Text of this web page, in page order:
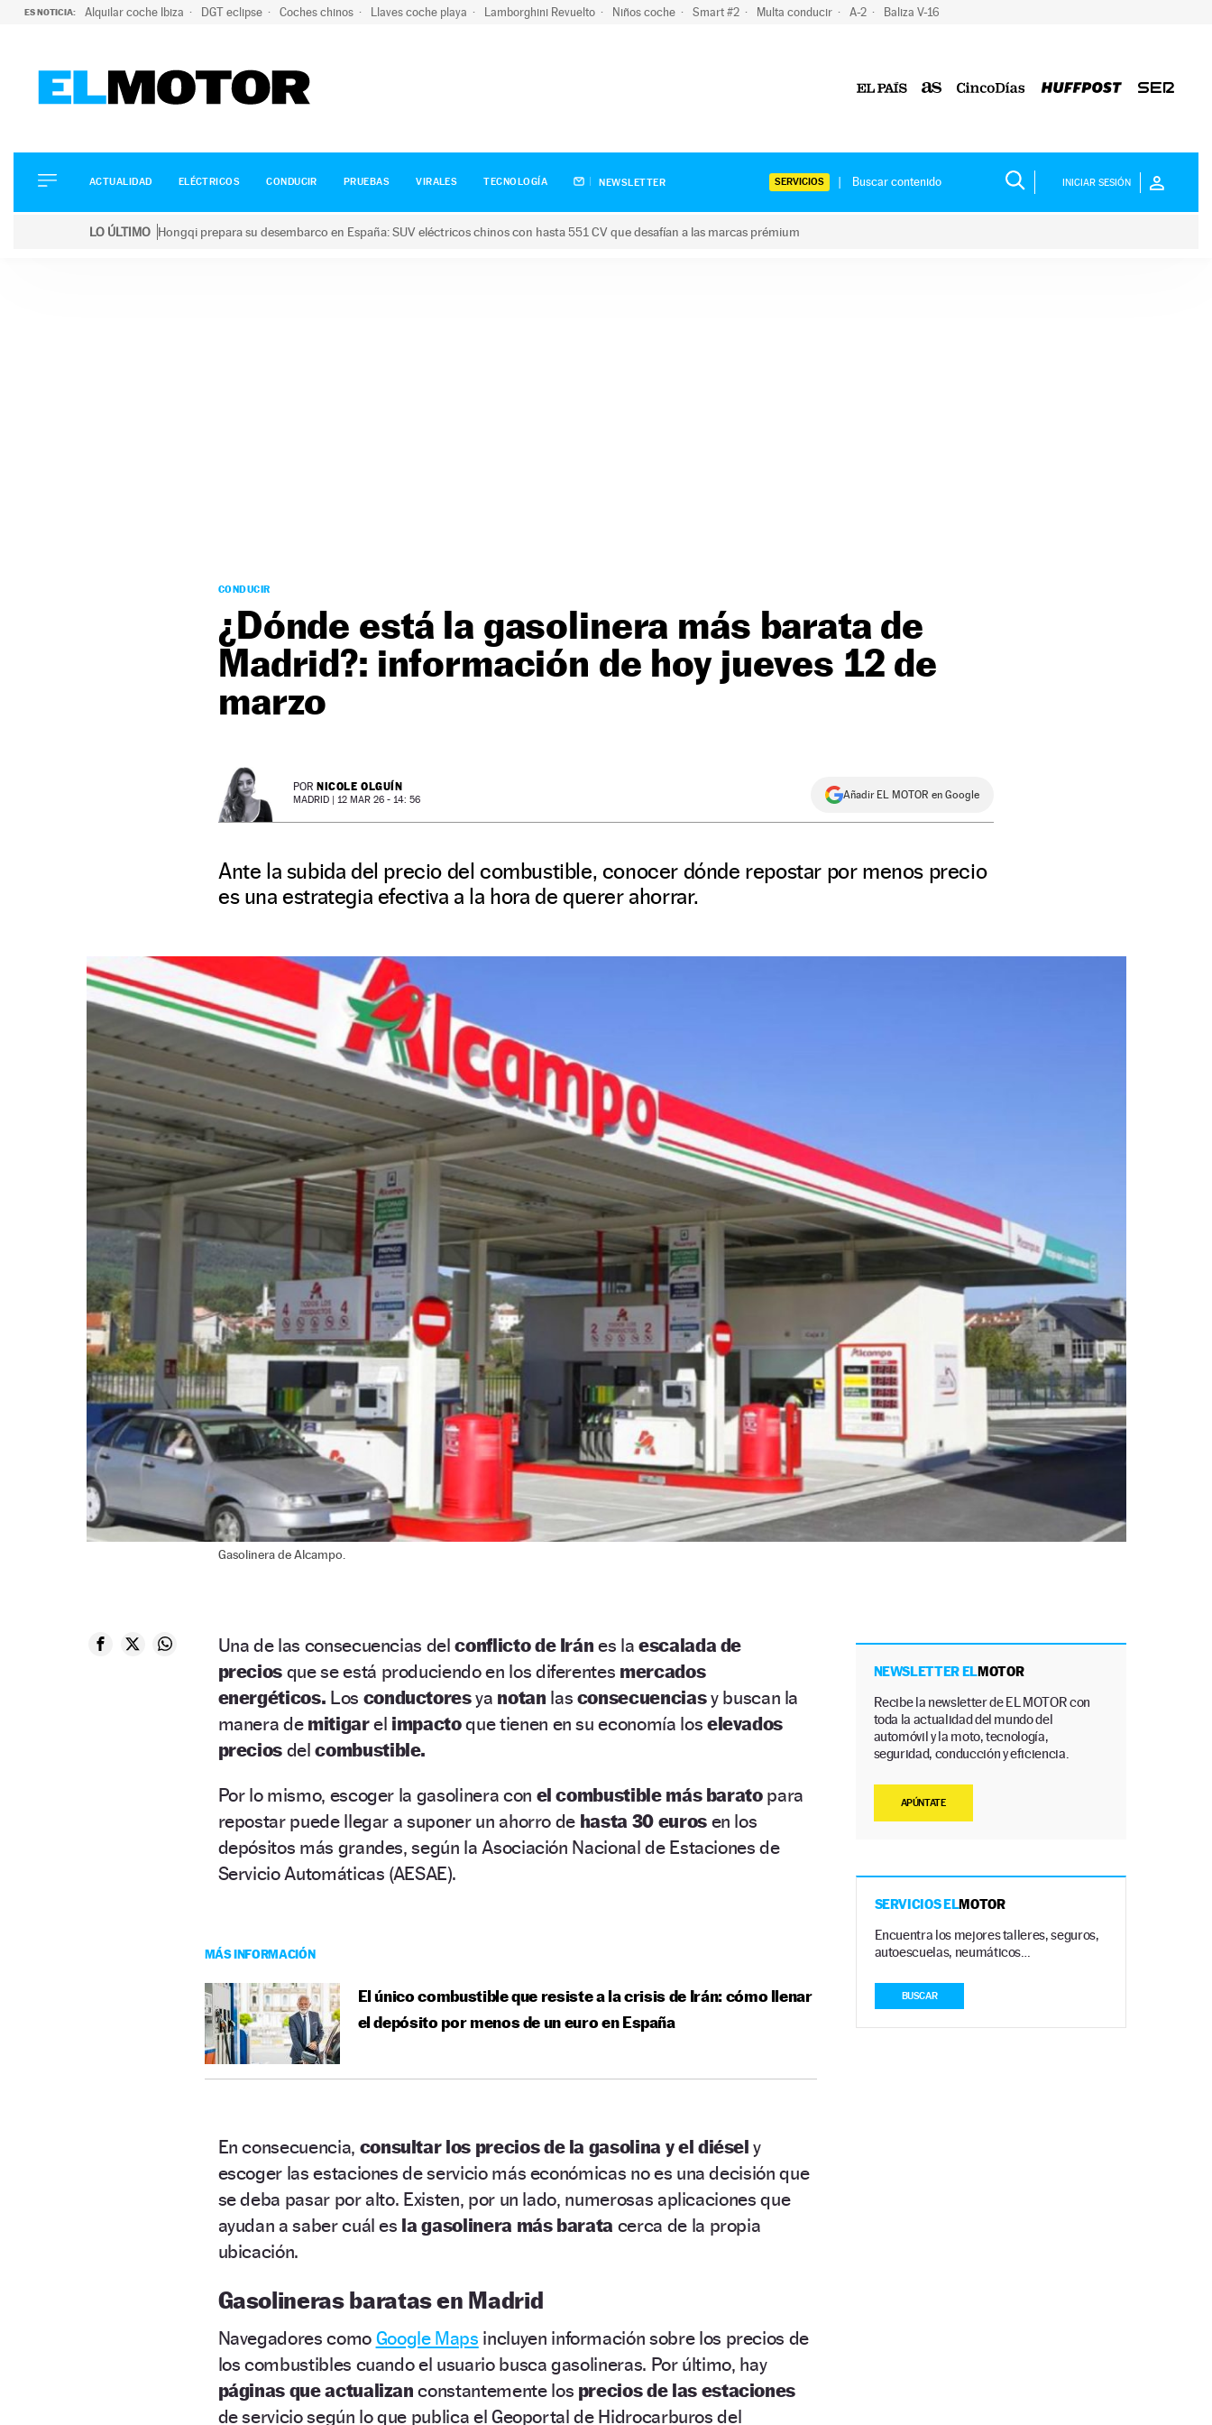
ES NOTICIA: Alquilar coche Ibiza DGT eclipse Coches chinos Llaves coche playa Lamborghini Revuelto Niños coche Smart #2 Multa conducir A-2 Baliza V-16
ELÉCTRICOS
CONDUCIR
ACTUALIDAD ELÉCTRICOS CONDUCIR PRUEBAS VIRALES TECNOLOGÍA NEWSLETTER SERVICIOS INICIAR SESIÓN
LO ÚLTIMO Hongqi prepara su desembarco en España: SUV eléctricos chinos con hasta 551 CV que desafían a las marcas prémium
CONDUCIR
¿Dónde está la gasolinera más barata de
Madrid?: información de hoy jueves 12 de
marzo
POR NICOLE OLGUÍN
MADRID | 12 MAR 26 - 14: 56 Añadir EL MOTOR en Google
Ante la subida del precio del combustible, conocer dónde repostar por menos precio
es una estrategia efectiva a la hora de querer ahorrar.
Gasolinera de Alcampo.
Una de las consecuencias delconflicto de Irán es la escalada de
precios que se está produciendo en los diferentes mercados
energéticos. Los conductoresya notan las consecuenciasy buscan la
manera de mitigarel impactoque tienen en su economía los elevados
precios delcombustible.
Por lo mismo, escoger la gasolinera con el combustible más baratopara
repostar puede llegar a suponer un ahorro de hasta 30 eurosen los
depósitos más grandes, según la Asociación Nacional de Estaciones de
Servicio Automáticas (AESAE).
MÁS INFORMACIÓN
El único combustible que resiste a la crisis de Irán: cómo llenar
el depósito por menos de un euro en España
En consecuencia, consultar los precios de la gasolina y el diésel y
escoger las estaciones de servicio más económicas no es una decisión que
se deba pasar por alto. Existen, por un lado, numerosas aplicaciones que
ayudan a saber cuál es la gasolinera más barata cerca de la propia
ubicación.
Gasolineras baratas en Madrid
Navegadores como Google Maps incluyen información sobre los precios de
los combustibles cuando el usuario busca gasolineras. Por último, hay
páginas que actualizan constantemente los precios de las estaciones
de servicio según lo que publica el Geoportal de Hidrocarburos del
NEWSLETTER ELMOTOR
Recibe la newsletter de EL MOTOR con
toda la actualidad del mundo del
automóvil y la moto, tecnología,
seguridad, conducción y eficiencia.
APÚNTATE
SERVICIOS ELMOTOR
Encuentra los mejores talleres, seguros,
autoescuelas, neumáticos…
BUSCAR